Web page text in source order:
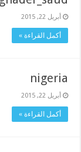
أبريل 22, 2015
أكمل القراءة »
nigeria
أبريل 22, 2015
أكمل القراءة »